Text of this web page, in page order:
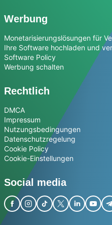
Werbung
Monetarisierungslösungen für
Ihre Software hochladen und
Software Policy
Werbung schalten
Rechtlich
DMCA
Impressum
Nutzungsbedingungen
Datenschutzregelung
Cookie Policy
Cookie-Einstellungen
Social media